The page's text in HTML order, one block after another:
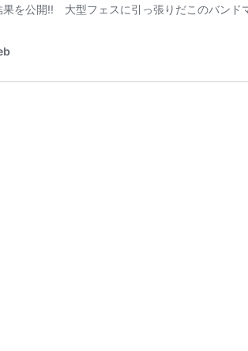
果を公開!! 大型フェスに引っ張りだこのバン